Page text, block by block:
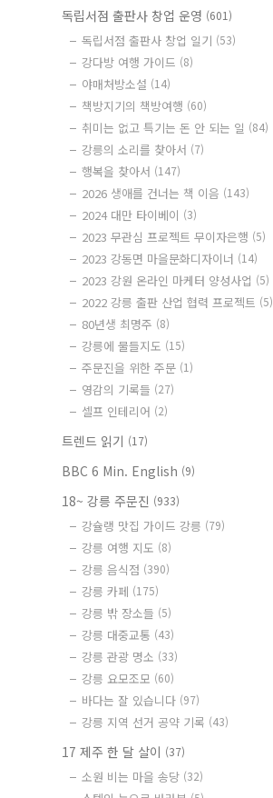
독립서점 출판사 창업 운영 (601)
독립서점 출판사 창업 일기 (53)
강다방 여행 가이드 (8)
야매처방소설 (14)
책방지기의 책방여행 (60)
취미는 없고 특기는 돈 안 되는 일 (84)
강릉의 소리를 찾아서 (7)
행복을 찾아서 (147)
2026 생애를 건너는 책 이음 (143)
2024 대만 타이베이 (3)
2023 무관심 프로젝트 무이자은행 (5)
2023 강동면 마을문화디자이너 (14)
2023 강원 온라인 마케터 양성사업 (5)
2022 강릉 출판 산업 협력 프로젝트 (5)
80년생 최명주 (8)
강릉에 물들지도 (15)
주문진을 위한 주문 (1)
영감의 기록들 (27)
셀프 인테리어 (2)
트렌드 읽기 (17)
BBC 6 Min. English (9)
18~ 강릉 주문진 (933)
강슐랭 맛집 가이드 강릉 (79)
강릉 여행 지도 (8)
강릉 음식점 (390)
강릉 카페 (175)
강릉 밖 장소들 (5)
강릉 대중교통 (43)
강릉 관광 명소 (33)
강릉 요모조모 (60)
바다는 잘 있습니다 (97)
강릉 지역 선거 공약 기록 (43)
17 제주 한 달 살이 (37)
소원 비는 마을 송당 (32)